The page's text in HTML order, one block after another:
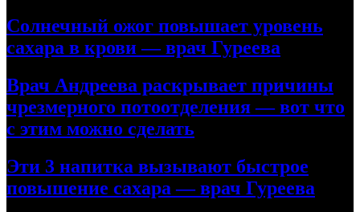
Солнечный ожог повышает уровень
сахара в крови — врач Гуреева
Врач Андреева раскрывает причины
чрезмерного потоотделения — вот что
с этим можно сделать
Эти 3 напитка вызывают быстрое
повышение сахара — врач Гуреева